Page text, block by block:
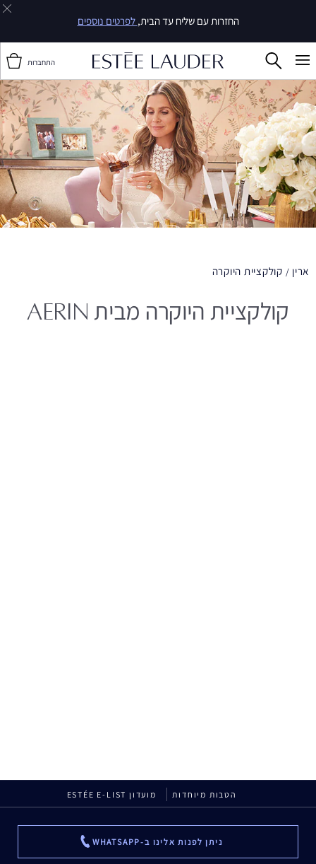
החזרות עם שליח עד הבית, לפרטים נוספים
התחברות
ארין קולקציית היוקרה
קולקציית היוקרה מבית AERIN
הטבות מיוחדות מועדון ESTÉE E-LIST
ניתן לפנות אלינו ב-WHATSAPP ...